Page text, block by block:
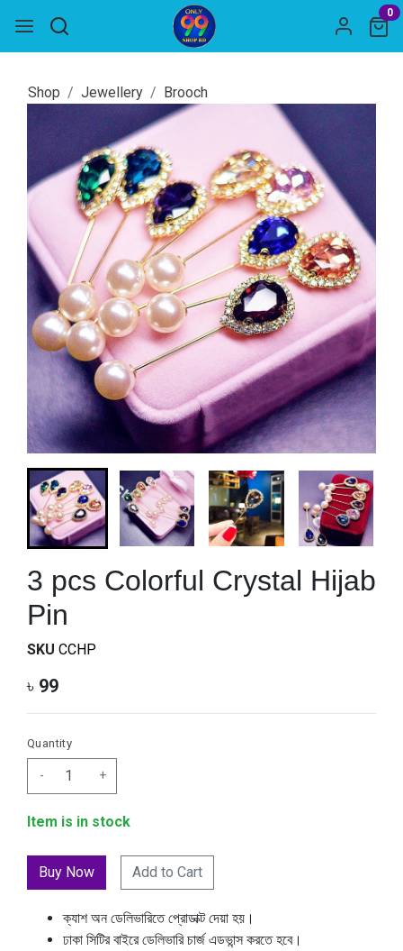
0
Shop Jewellery Brooch
3 pcs Colorful Crystal Hijab
Pin
SKU CCHP
৳ 99
Quantity
- +
Item is in stock
Add to Cart
ক্যাশ অন ডেলিভারিতে প্রোডাক্ট দেয়া হয়।
ঢাকা সিটির বাইরে ডেলিভারি চার্জ এডভান্স করতে হবে।